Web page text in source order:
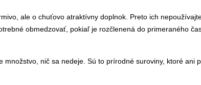
ale o chuťovo atraktívny doplnok. Preto ich
obmedzovať, pokiaľ je rozčlenená do primeraného
množstvo, nič sa nedeje. Sú to prírodné suroviny, ktoré